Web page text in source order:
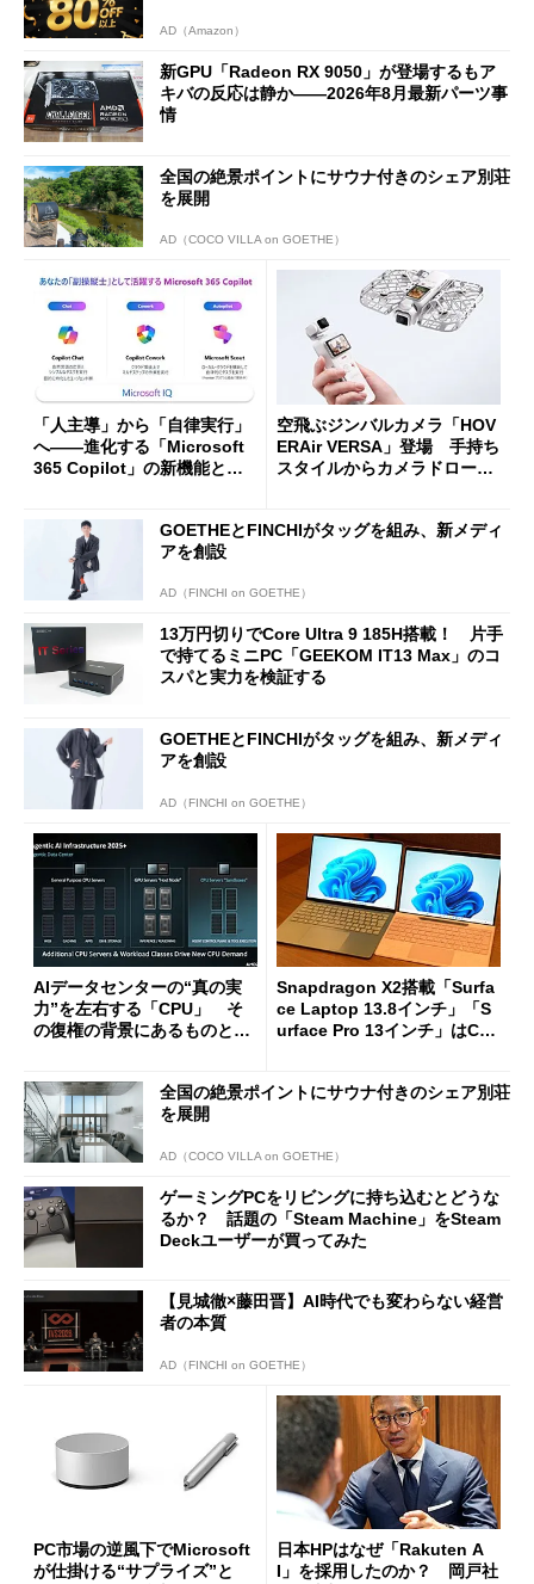
AD（Amazon）
新GPU「Radeon RX 9050」が登場するもア
キバの反応は静か――2026年8月最新パーツ事
情
全国の絶景ポイントにサウナ付きのシェア別荘
を展開
AD（COCO VILLA on GOETHE）
「人主導」から「自律実行」
へ――進化する「Microsoft
365 Copilot」の新機能とエ
空飛ぶジンバルカメラ「HOV
ERAir VERSA」登場 手持ち
スタイルからカメラドローン
GOETHEとFINCHIがタッグを組み、新メディ
アを創設
AD（FINCHI on GOETHE）
13万円切りでCore Ultra 9 185H搭載！ 片手
で持てるミニPC「GEEKOM IT13 Max」のコ
スパと実力を検証する
GOETHEとFINCHIがタッグを組み、新メディ
アを創設
AD（FINCHI on GOETHE）
AIデータセンターの“真の実
力”を左右する「CPU」 そ
の復権の背景にあるものと
Snapdragon X2搭載「Surfa
ce Laptop 13.8インチ」「S
urface Pro 13インチ」はCop
た
全国の絶景ポイントにサウナ付きのシェア別荘
を展開
AD（COCO VILLA on GOETHE）
ゲーミングPCをリビングに持ち込むとどうな
るか？ 話題の「Steam Machine」をSteam
Deckユーザーが買ってみた
【見城徹×藤田晋】AI時代でも変わらない経営
者の本質
AD（FINCHI on GOETHE）
PC市場の逆風下でMicrosoft
が仕掛ける“サプライズ”と
日本HPはなぜ「Rakuten A
I」を採用したのか？ 岡戸社